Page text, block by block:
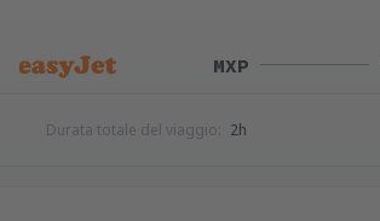
MXP
Durata totale del viaggio: 2h